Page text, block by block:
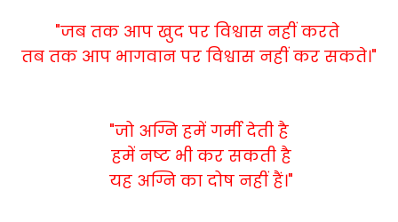
"जब तक आप खुद पर विश्वास नहीं करते
तब तक आप भागवान पर विश्वास नहीं कर सकते।"
"जो अग्नि हमें गर्मी देती है
हमें नष्ट भी कर सकती है
यह अग्नि का दोष नहीं हैं।"